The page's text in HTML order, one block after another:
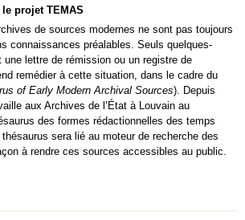
projet TEMAS
de sources modernes ne sont pas toujours
connaissances préalables. Seuls quelques-
lettre de rémission ou un registre de
remédier à cette situation, dans le cadre du
of Early Modern Archival Sources). Depuis
aux Archives de l’État à Louvain au
des formes rédactionnelles des temps
sera lié au moteur de recherche des
à rendre ces sources accessibles au public.